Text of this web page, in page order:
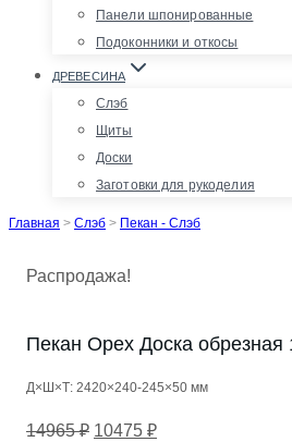
Панели шпонированные
Подоконники и откосы
ДРЕВЕСИНА
Слэб
Щиты
Доски
Заготовки для рукоделия
Главная > Слэб > Пекан - Слэб
Распродажа!
Пекан Орех Доска обрезная
Д×Ш×Т: 2420×240-245×50 мм
14965₽ Первоначальная
10475 ₽Текущая